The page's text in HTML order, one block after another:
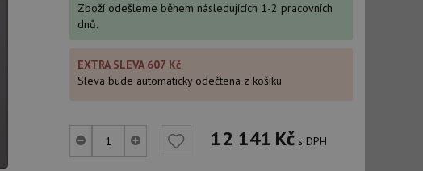
Zboží odešleme během následujících 1-2 pracovních
dnů.
EXTRA SLEVA 607 Kč
Sleva bude automaticky odečtena z košíku
12 141 Kč s DPH